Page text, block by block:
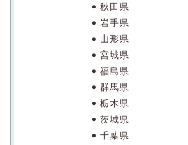
秋田県
岩手県
山形県
宮城県
福島県
群馬県
栃木県
茨城県
千葉県